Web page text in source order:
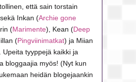
että sain torstain
Inkan (Archie gone
(Marimente), Kean (Deep
(Pingviinimatkat) ja Miian
Upeita tyyppejä kaikki ja
bloggaajia myös! (Nyt kun
heidän blogejaankin